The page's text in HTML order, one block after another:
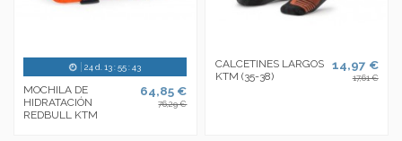
24 d. 13:55:43
MOCHILA DE
HIDRATACIÓN
REDBULL KTM
64,85 €
76,29 €
CALCETINES LARGOS
KTM (35-38)
14,97 €
17,61 €